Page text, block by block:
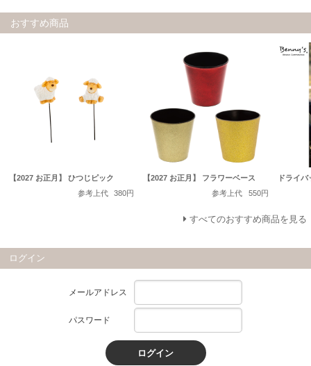
おすすめ商品
【2027 お正月】 ひつじピック
参考上代
380円
【2027 お正月】 フラワーベース
参考上代
550円
ドライバ
すべてのおすすめ商品を見る
ログイン
メールアドレス
パスワード
ログイン